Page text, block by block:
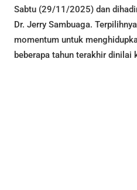
Sabtu (29/11/2025) dan
Dr. Jerry Sambuaga.
momentum untuk
beberapa tahun terakhir dinilai